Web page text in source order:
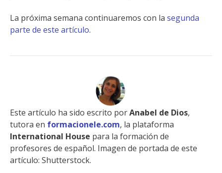
La próxima semana continuaremos con la segunda
parte de este artículo.
Este artículo ha sido escrito porAnabel de Dios,
tutora en formacionele.com, la plataforma
International House para la formación de
profesores de español. Imagen de portada de este
artículo: Shutterstock.